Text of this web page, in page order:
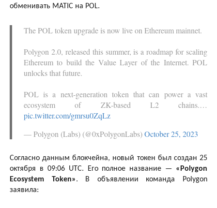
обменивать MATIC на POL.
The POL token upgrade is now live on Ethereum mainnet.
Polygon 2.0, released this summer, is a roadmap for scaling
Ethereum to build the Value Layer of the Internet. POL
unlocks that future.
POL is a next-generation token that can power a vast
ecosystem of ZK-based L2 chains.…
pic.twitter.com/gmrsu0ZqLz
— Polygon (Labs) (@0xPolygonLabs)October 25, 2023
Согласно данным блокчейна, новый токен был создан 25
октября в 09:06 UTC. Его полное название — «Polygon
Ecosystem Token». В объявлении команда Polygon
заявила: